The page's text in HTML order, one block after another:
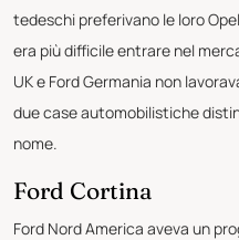
tedeschi preferivano le loro
era più difficile entrare nel
UK e Ford Germania non
due case automobilistiche
nome.
Ford Cortina
Ford Nord America aveva un